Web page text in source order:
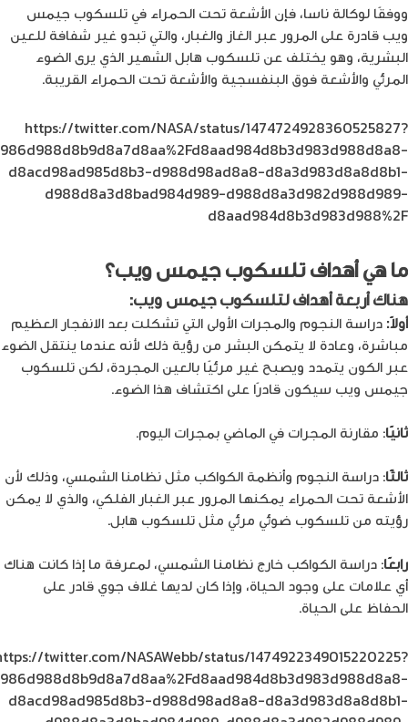
ووفقًا لوكالة ناسا، فإن الأشعة تحت الحمراء في تلسكوب جيمس
ويب قادرة على المرور عبر الغاز والغبار، والتي تبدو غير شفافة للعين
البشرية، وهو يختلف عن تلسكوب هابل الشهير الذي يرى الضوء
المرئي والأشعة فوق البنفسجية والأشعة تحت الحمراء القريبة.
https://twitter.com/NASA/status/1474724928360525827?
d8acd98ad985d8b3-d988d98ad8a8-d8a3d983d8a8d8b1-
d988d8a3d8bad984d989-d988d8a3d982d988d989-
d8aad984d8b3d983d988%2F
ما هي أهداف تلسكوب جيمس ويب؟
هناك أربعة أهداف لتلسكوب جيمس ويب:
أولاً: دراسة النجوم والمجرات الأولى التي تشكلت بعد الانفجار العظيم
مباشرة، وعادة لا يتمكن البشر من رؤية ذلك لأنه عندما ينتقل الضوء
عبر الكون يتمدد ويصبح غير مرئيًا بالعين المجردة، لكن تلسكوب
جيمس ويب سيكون قادرًا على اكتشاف هذا الضوء.
ثانيًا: مقارنة المجرات في الماضي بمجرات اليوم.
ثالثًا: دراسة النجوم وأنظمة الكواكب مثل نظامنا الشمسي، وذلك لأن
الأشعة تحت الحمراء يمكنها المرور عبر الغبار الفلكي، والذي لا يمكن
رؤيته من تلسكوب ضوئي مرئي مثل تلسكوب هابل.
رابعًا: دراسة الكواكب خارج نظامنا الشمسي، لمعرفة ما إذا كانت هناك
أي علامات على وجود الحياة، وإذا كان لديها غلاف جوي قادر على
الحفاظ على الحياة.
twitter.com/NASAWebb/status/1474922349015220225?
d8acd98ad985d8b3-d988d98ad8a8-d8a3d983d8a8d8b1-